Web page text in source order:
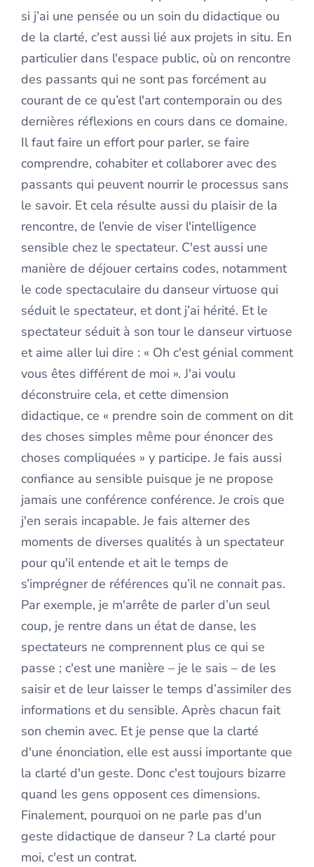
si j’ai une pensée ou un soin du didactique ou
de la clarté, c'est aussi lié aux projets in situ. En
particulier dans l'espace public, où on rencontre
des passants qui ne sont pas forcément au
courant de ce qu’est l'art contemporain ou des
dernières réflexions en cours dans ce domaine.
Il faut faire un effort pour parler, se faire
comprendre, cohabiter et collaborer avec des
passants qui peuvent nourrir le processus sans
le savoir. Et cela résulte aussi du plaisir de la
rencontre, de l’envie de viser l'intelligence
sensible chez le spectateur. C'est aussi une
manière de déjouer certains codes, notamment
le code spectaculaire du danseur virtuose qui
séduit le spectateur, et dont j’ai hérité. Et le
spectateur séduit à son tour le danseur virtuose
et aime aller lui dire : « Oh c'est génial comment
vous êtes différent de moi ». J'ai voulu
déconstruire cela, et cette dimension
didactique, ce « prendre soin de comment on dit
des choses simples même pour énoncer des
choses compliquées » y participe. Je fais aussi
confiance au sensible puisque je ne propose
jamais une conférence conférence. Je crois que
j'en serais incapable. Je fais alterner des
moments de diverses qualités à un spectateur
pour qu'il entende et ait le temps de
s’imprégner de références qu’il ne connait pas.
Par exemple, je m'arrête de parler d’un seul
coup, je rentre dans un état de danse, les
spectateurs ne comprennent plus ce qui se
passe ; c'est une manière – je le sais – de les
saisir et de leur laisser le temps d’assimiler des
informations et du sensible. Après chacun fait
son chemin avec. Et je pense que la clarté
d'une énonciation, elle est aussi importante que
la clarté d'un geste. Donc c'est toujours bizarre
quand les gens opposent ces dimensions.
Finalement, pourquoi on ne parle pas d'un
geste didactique de danseur ? La clarté pour
moi, c'est un contrat.